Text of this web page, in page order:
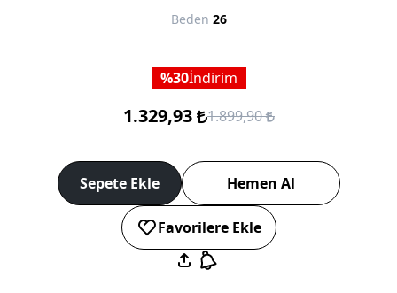
Beden 26
30İndirim
1.329,93 1.899,90
Sepete Ekle Hemen Al
Favorilere Ekle